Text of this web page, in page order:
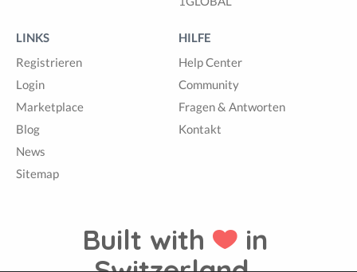
LINKS
Registrieren
Login
Marketplace
Blog
News
Sitemap
HILFE
Help Center
Community
Fragen & Antworten
Kontakt
Built with
in